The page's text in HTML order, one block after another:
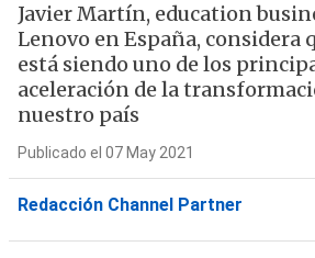
Javier Martín, education
Lenovo en España, considera
está siendo uno de los
aceleración de la
nuestro país
Publicado el 07 May 2021
Redacción Channel Partner